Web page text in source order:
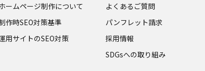
ームページ制作について
作時SEO対策基準
用サイトのSEO対策
よくあるご質問
パンフレット請求
採用情報
SDGsへの取り組み